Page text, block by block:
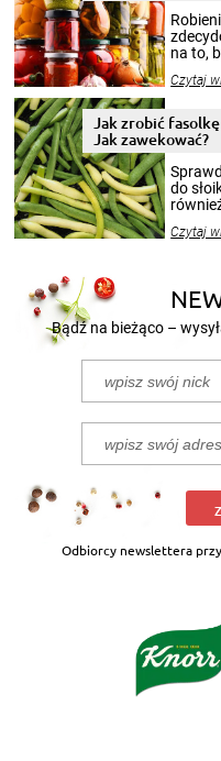
na to,
pełni
Czytaj
Jak zrobić
Jak zawekować?
do
nasze
Czytaj
Bądź na bieżąco –
Odbiorcy newslettera